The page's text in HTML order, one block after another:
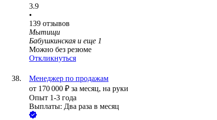
3.9
•
139 отзывов
Мытищи
Бабушкинская и еще 1
Можно без резюме
Откликнуться
Менеджер по продажам
от 170 000 ₽ за месяц, на руки
Опыт 1-3 года
Выплаты: Два раза в месяц